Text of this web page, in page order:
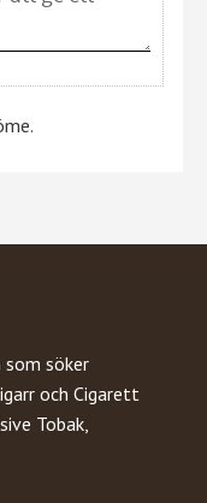
söker
och Cigarett
Tobak,